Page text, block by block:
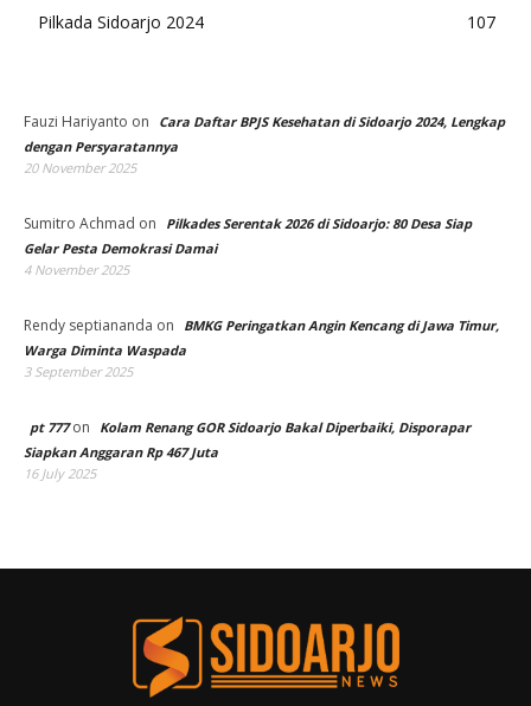
Pilkada Sidoarjo 2024
107
Fauzi Hariyanto on
Cara Daftar BPJS Kesehatan di Sidoarjo 2024, Lengkap
dengan Persyaratannya
20 November 2025
Sumitro Achmad on
Pilkades Serentak 2026 di Sidoarjo: 80 Desa Siap
Gelar Pesta Demokrasi Damai
4 November 2025
Rendy septiananda on
BMKG Peringatkan Angin Kencang di Jawa Timur,
Warga Diminta Waspada
3 September 2025
pt 777on
Kolam Renang GOR Sidoarjo Bakal Diperbaiki, Disporapar
Siapkan Anggaran Rp 467 Juta
16 July 2025